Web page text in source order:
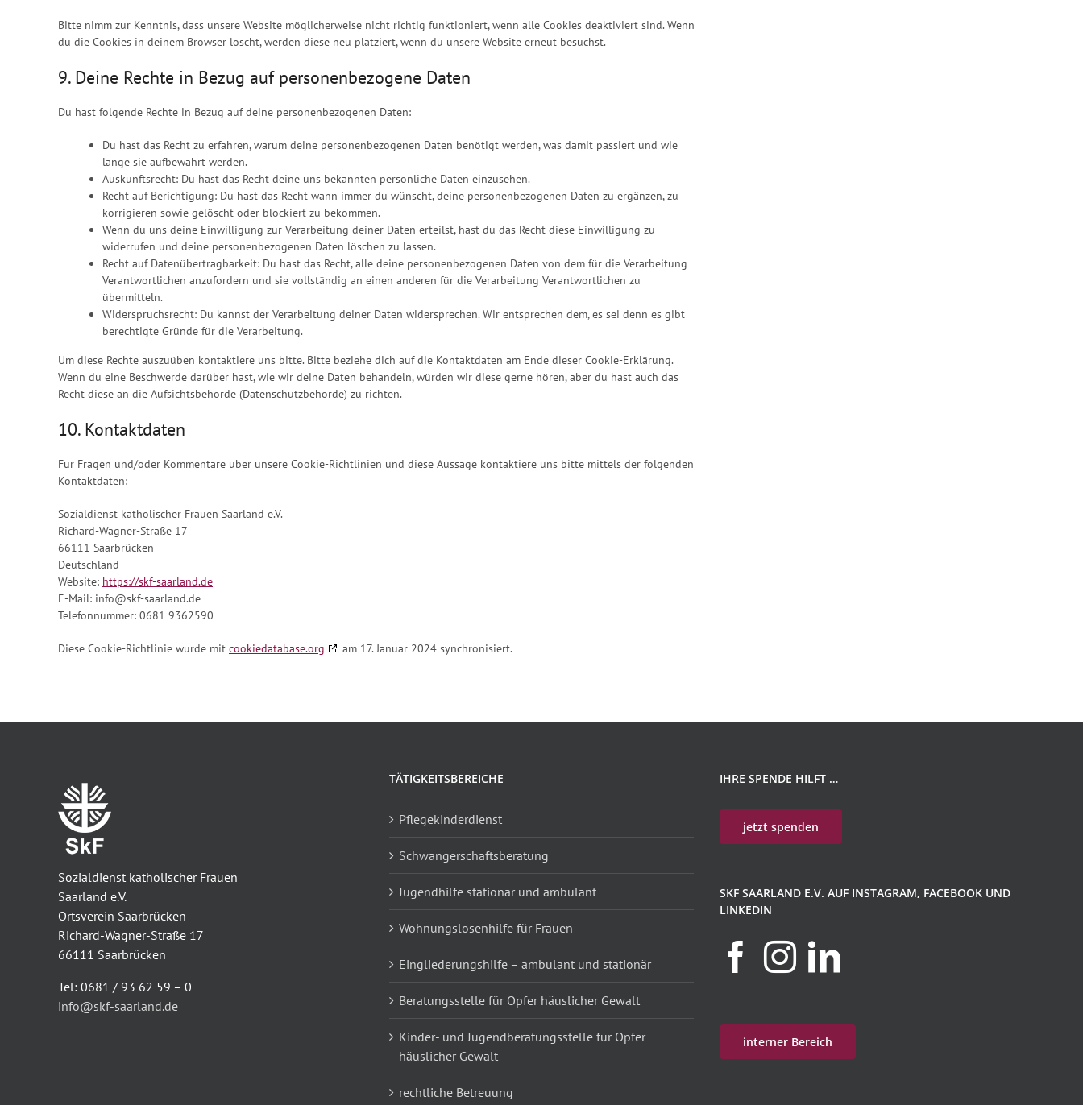
Bitte nimm zur Kenntnis, dass unsere Website möglicherweise nicht richtig funktioniert, wenn alle Cookies deaktiviert sind. Wenn
du die Cookies in deinem Browser löscht, werden diese neu platziert, wenn du unsere Website erneut besuchst.
9. Deine Rechte in Bezug auf personenbezogene Daten
Du hast folgende Rechte in Bezug auf deine personenbezogenen Daten:
Du hast das Recht zu erfahren, warum deine personenbezogenen Daten benötigt werden, was damit passiert und wie
lange sie aufbewahrt werden.
Auskunftsrecht: Du hast das Recht deine uns bekannten persönliche Daten einzusehen.
Recht auf Berichtigung: Du hast das Recht wann immer du wünscht, deine personenbezogenen Daten zu ergänzen, zu
korrigieren sowie gelöscht oder blockiert zu bekommen.
Wenn du uns deine Einwilligung zur Verarbeitung deiner Daten erteilst, hast du das Recht diese Einwilligung zu
widerrufen und deine personenbezogenen Daten löschen zu lassen.
Recht auf Datenübertragbarkeit: Du hast das Recht, alle deine personenbezogenen Daten von dem für die Verarbeitung
Verantwortlichen anzufordern und sie vollständig an einen anderen für die Verarbeitung Verantwortlichen zu
übermitteln.
Widerspruchsrecht: Du kannst der Verarbeitung deiner Daten widersprechen. Wir entsprechen dem, es sei denn es gibt
berechtigte Gründe für die Verarbeitung.
Um diese Rechte auszuüben kontaktiere uns bitte. Bitte beziehe dich auf die Kontaktdaten am Ende dieser Cookie-Erklärung.
Wenn du eine Beschwerde darüber hast, wie wir deine Daten behandeln, würden wir diese gerne hören, aber du hast auch das
Recht diese an die Aufsichtsbehörde (Datenschutzbehörde) zu richten.
10. Kontaktdaten
Für Fragen und/oder Kommentare über unsere Cookie-Richtlinien und diese Aussage kontaktiere uns bitte mittels der folgenden
Kontaktdaten:
Sozialdienst katholischer Frauen Saarland e.V.
Richard-Wagner-Straße 17
66111 Saarbrücken
Deutschland
Website: https://skf-saarland.de
E-Mail: info@skf-saarland.de
Telefonnummer: 0681 9362590
Diese Cookie-Richtlinie wurde mit cookiedatabase.org am 17. Januar 2024 synchronisiert.
Sozialdienst katholischer Frauen
Saarland e.V.
Ortsverein Saarbrücken
Richard-Wagner-Straße 17
66111 Saarbrücken
Tel: 0681 / 93 62 59 – 0
info@skf-saarland.de
TÄTIGKEITSBEREICHE
Pflegekinderdienst
Schwangerschaftsberatung
Jugendhilfe stationär und ambulant
Wohnungslosenhilfe für Frauen
Eingliederungshilfe – ambulant und stationär
Beratungsstelle für Opfer häuslicher Gewalt
Kinder- und Jugendberatungsstelle für Opfer
häuslicher Gewalt
rechtliche Betreuung
IHRE SPENDE HILFT …
jetzt spenden
SKF SAARLAND E.V. AUF INSTAGRAM, FACEBOOK UND
LINKEDIN
interner Bereich